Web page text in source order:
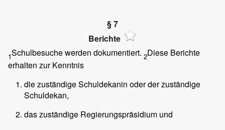
§ 7
Berichte
1Schulbesuche werden dokumentiert. 2Diese Berichte
erhalten zur Kenntnis
die zuständige Schuldekanin oder der zuständige
Schuldekan,
das zuständige Regierungspräsidium und